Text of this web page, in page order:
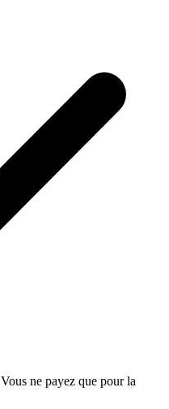
Vous ne payez que pour la